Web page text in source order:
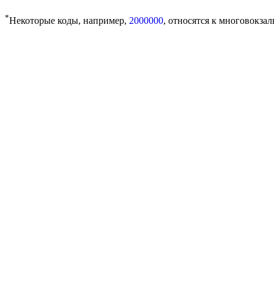
*Некоторые коды, например, 2000000, относятся к